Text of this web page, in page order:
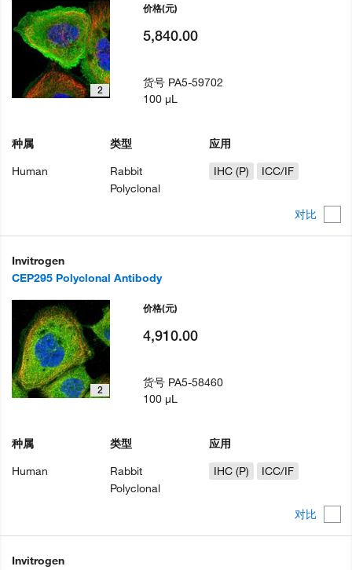
对比
2
种属
Human
类型
Rabbit
Polyclonal
应用
IHC (P)
ICC/IF
价格(元)
5,840.00
货号 PA5-59702
100 µL
Invitrogen
CEP295 Polyclonal Antibody
对比
2
种属
Human
类型
Rabbit
Polyclonal
应用
IHC (P)
ICC/IF
价格(元)
4,910.00
货号 PA5-58460
100 µL
Invitrogen